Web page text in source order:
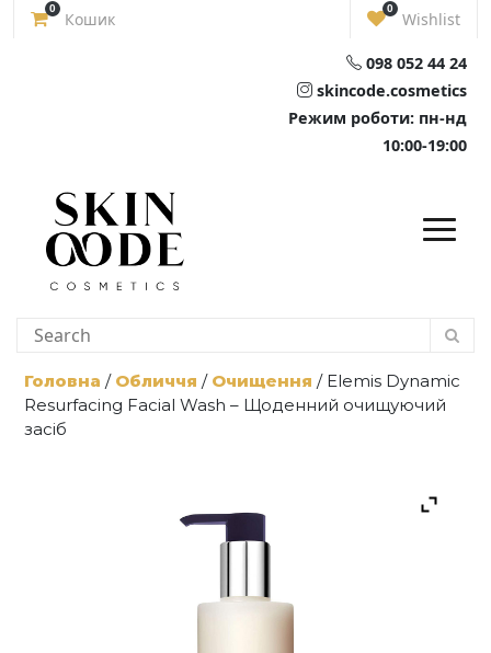
Skip
0
Кошик
0
Wishlist
098 052 44 24
skincode.cosmetics
Режим роботи: пн-нд
10:00-19:00
Головна / Обличчя / Очищення / Elemis Dynamic
Resurfacing Facial Wash – Щоденний очищуючий
засіб